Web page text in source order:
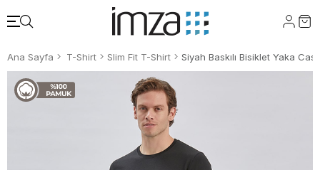
Ana Sayfa T-Shirt Slim Fit T-Shirt